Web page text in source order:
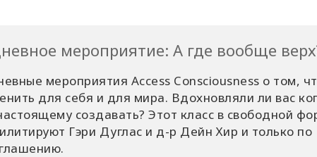
мероприятие: А где вообще
мероприятия Access Consciousness о том,
для себя и для мира. Вдохновляли ли вас
создавать? Этот класс в свободной
Гэри Дуглас и д-р Дейн Хир и только по